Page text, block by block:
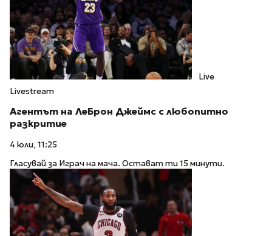
Live
Livestream
Агентът на ЛеБрон Джеймс с любопитно
разкритие
4 юли, 11:25
Гласувай за Играч на мача. Остават ти 15 минути.